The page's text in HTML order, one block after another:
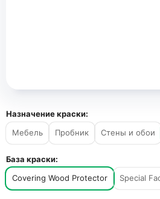
Назначение краски:
Мебель
Пробник Стены и обои
База краски:
Covering Wood Protector
Special